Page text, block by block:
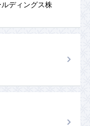
ディングス株